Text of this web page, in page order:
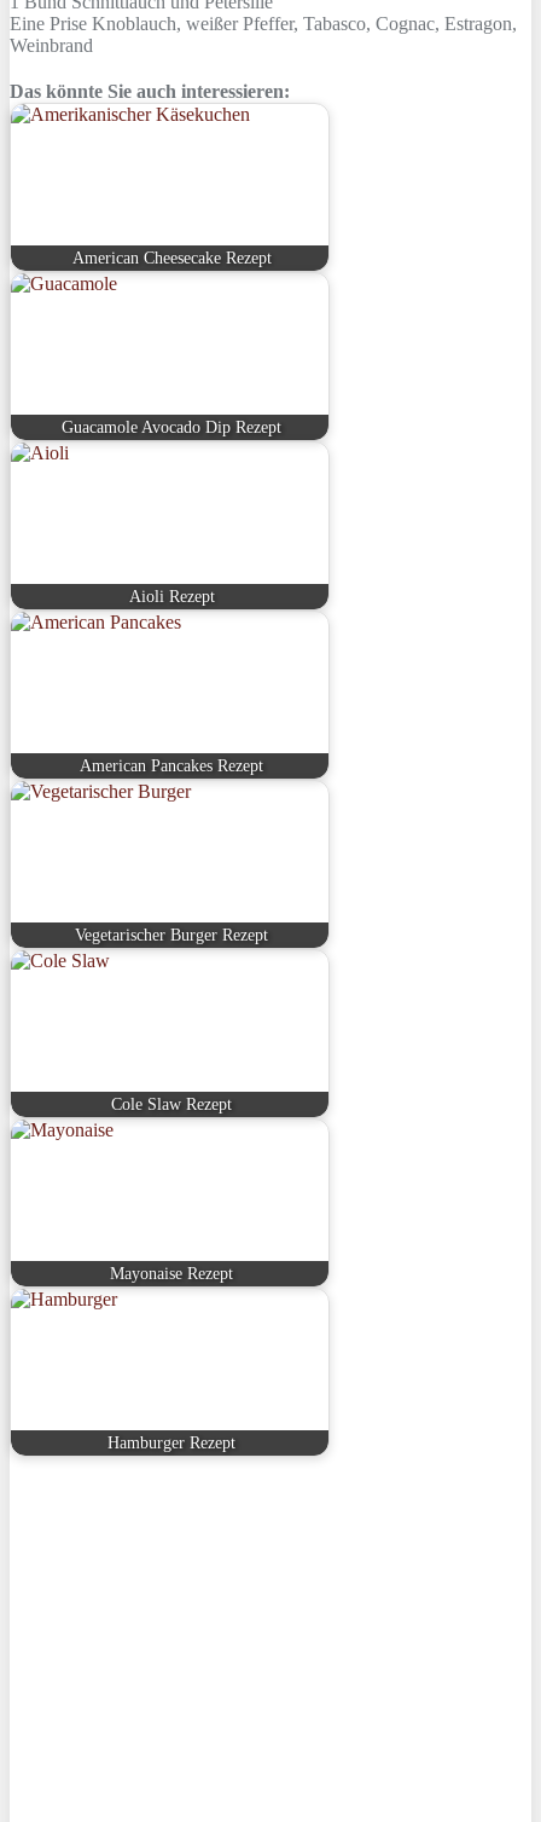
Eine Prise Knoblauch, weißer Pfeffer, Tabasco, Cognac, Estragon,
Weinbrand
Das könnte Sie auch interessieren:
American Cheesecake Rezept
Guacamole Avocado Dip Rezept
Aioli Rezept
American Pancakes Rezept
Vegetarischer Burger Rezept
Cole Slaw Rezept
Mayonaise Rezept
Hamburger Rezept